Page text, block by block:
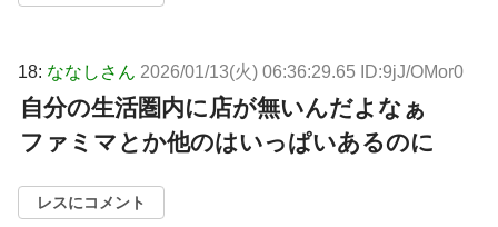
18: ななしさん 2026/01/13(火) 06:36:29.65 ID:9jJ/OMor0
自分の生活圏内に店が無いんだよなぁ
ファミマとか他のはいっぱいあるのに
レスにコメント